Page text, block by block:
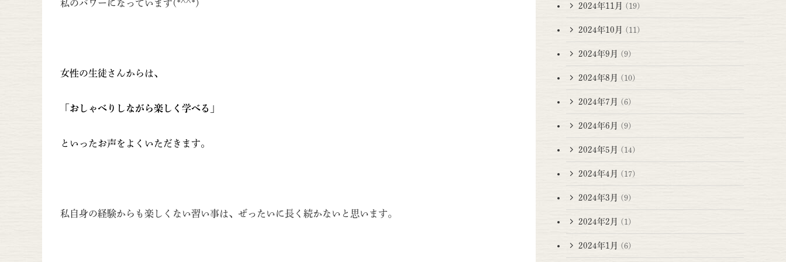
私のパワーになっています(*^^*)
女性の生徒さんからは、
「おしゃべりしながら楽しく学べる」
といったお声をよくいただきます。
私自身の経験からも楽しくない習い事は、ぜったいに長く続かないと思います。
2024年11月 (19)
2024年10月 (11)
2024年9月 (9)
2024年8月 (10)
2024年7月 (6)
2024年6月 (9)
2024年5月 (14)
2024年4月 (17)
2024年3月 (9)
2024年2月 (1)
2024年1月 (6)